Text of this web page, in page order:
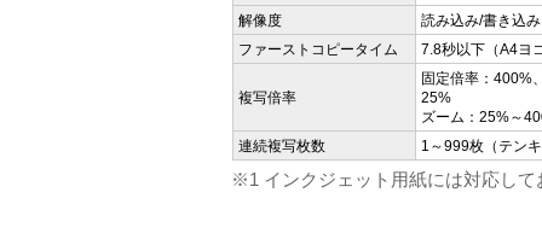
解像度
読み込み/書き込
ファーストコピータイム
7.8秒以下（A4ヨ
複写倍率
固定倍率：400%
25%
ズーム：25%～
連続複写枚数
1～999枚（テン
※1 インクジェット用紙には対応して